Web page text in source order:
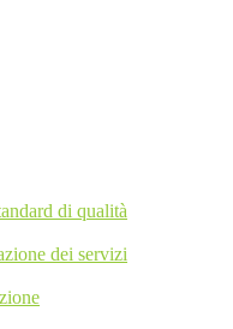
di qualità
dei servizi